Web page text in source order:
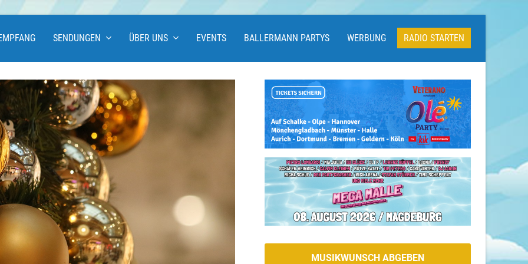
SENDUNGEN ÜBER UNS EVENTS BALLERMANN PARTYS WERBUNG RADIO STARTEN
MUSIKWUNSCH ABGEBEN